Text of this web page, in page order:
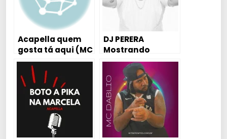
Acapella quem
gosta tá aqui (MC
Dellk & Mc Kado)
JR PROJECT
DJ PERERA
Mostrando
SEGREDO de
AFINAÇÃO DE VOZ
– Menor da VG